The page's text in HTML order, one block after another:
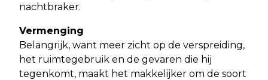
nachtbraker.
Vermenging
Belangrijk, want meer zicht op de verspreiding,
het ruimtegebruik en de gevaren die hij
tegenkomt, maakt het makkelijker om de soort